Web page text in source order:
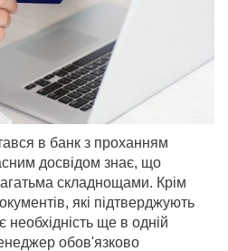
в банк з проханням
досвідом знає, що
складнощами. Крім
які підтверджують
необхідність ще в одній
обов'язково